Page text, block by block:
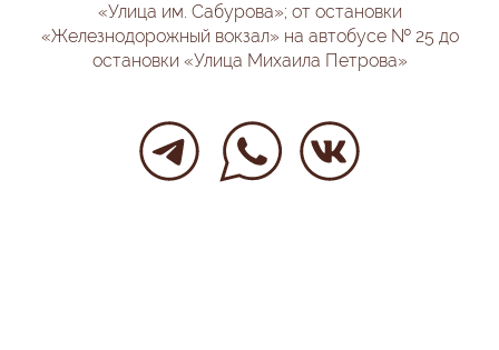
«Улица им. Сабурова»; от остановки
«Железнодорожный вокзал» на автобусе № 25 до
остановки «Улица Михаила Петрова»